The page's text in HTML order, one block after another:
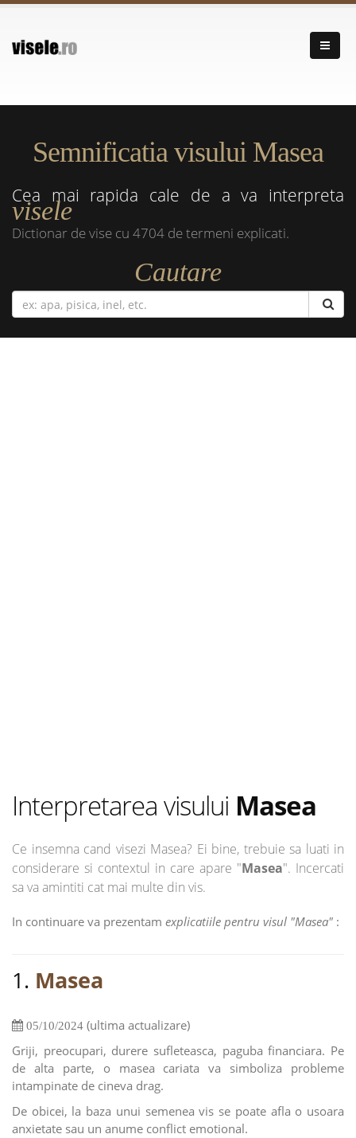
Semnificatia visului Masea
Cea mai rapida cale de a va interpreta
visele
Dictionar de vise cu 4704 de termeni explicati.
Cautare
Interpretarea visului Masea
Ce insemna cand visezi Masea? Ei bine, trebuie sa luati in
considerare si contextul in care apare "Masea". Incercati
sa va amintiti cat mai multe din vis.
In continuare va prezentam explicatiile pentru visul "Masea" :
1. Masea
05/10/2024 (ultima actualizare)
Griji, preocupari, durere sufleteasca, paguba financiara. Pe
de alta parte, o masea cariata va simboliza probleme
intampinate de cineva drag.
De obicei, la baza unui semenea vis se poate afla o usoara
anxietate sau un anume conflict emotional.